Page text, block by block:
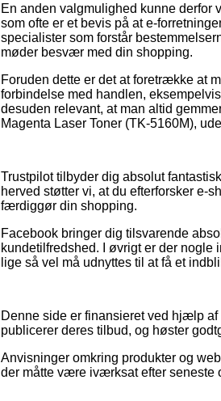
En anden valgmulighed kunne
som ofte er et bevis på at e-
specialister som forstår
møder besvær med din shopping.
Foruden dette er det at foretrække at
forbindelse med handlen,
desuden relevant, at man altid
Magenta Laser Toner (TK-5160M),
Trustpilot tilbyder dig absolut
herved støtter vi, at du efterforsker e-
færdiggør din shopping.
Facebook bringer dig tilsvarende
kundetilfredshed. I øvrigt er der nogle
lige så vel må udnyttes til at få et
Denne side er finansieret ved hjælp
publicerer deres tilbud, og høster
Anvisninger omkring produkter og
der måtte være iværksat efter seneste